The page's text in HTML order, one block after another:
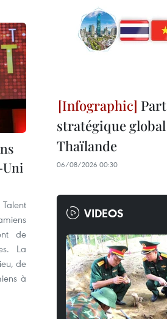
de
La
de
à
stratégique
Thaïlande
06/08/2026 00:30
VIDEOS